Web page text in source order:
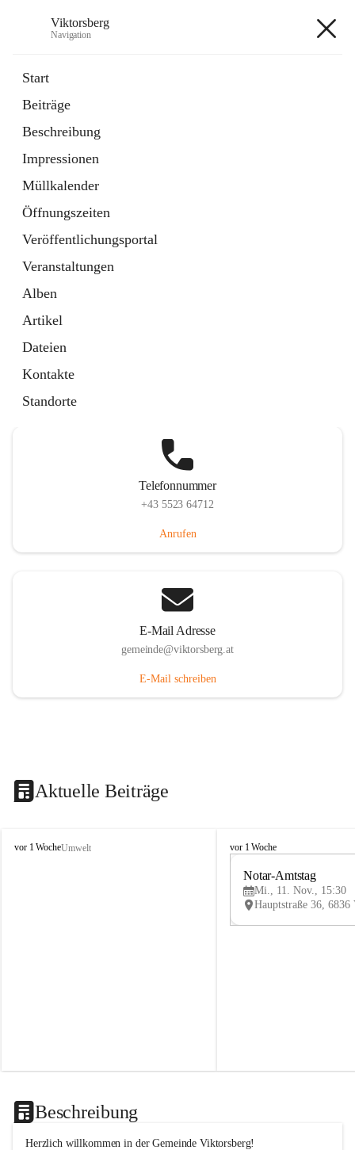
Viktorsberg
Navigation
Start
Beiträge
Beschreibung
Impressionen
Müllkalender
Öffnungszeiten
Veröffentlichungsportal
Veranstaltungen
Alben
Artikel
Dateien
Kontakte
Standorte
1 Schnellzugriff
Bürgerservice
10 Schnellzugriffe
Telefonnummer
+43 5523 64712
Anrufen
E-Mail Adresse
gemeinde@viktorsberg.at
E-Mail schreiben
Aktuelle Beiträge
V
vor 1 WocheUmwelt
V
vor 1 Woche
Notar-Amtstag
Mi., 11. Nov., 15:30
Beschreibung
Herzlich willkommen in der Gemeinde Viktorsberg!